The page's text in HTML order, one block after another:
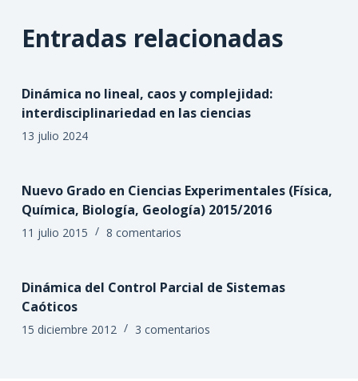
Entradas relacionadas
Dinámica no lineal, caos y complejidad:
interdisciplinariedad en las ciencias
13 julio 2024
Nuevo Grado en Ciencias Experimentales (Física,
Química, Biología, Geología) 2015/2016
11 julio 2015 8 comentarios
Dinámica del Control Parcial de Sistemas
Caóticos
15 diciembre 2012 3 comentarios